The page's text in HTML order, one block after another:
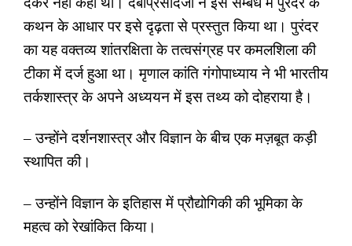
कथन के आधार पर इसे दृढ़ता से प्रस्तुत किया था। पुरंदर
का यह वक्तव्य शांतरक्षिता के तत्वसंग्रह पर कमलशिला की
टीका में दर्ज हुआ था। मृणाल कांति गंगोपाध्याय ने भी भारतीय
तर्कशास्त्र के अपने अध्ययन में इस तथ्य को दोहराया है।
– उन्होंने दर्शनशास्त्र और विज्ञान के बीच एक मज़बूत कड़ी
स्थापित की।
– उन्होंने विज्ञान के इतिहास में प्रौद्योगिकी की भूमिका के
महत्व को रेखांकित किया।